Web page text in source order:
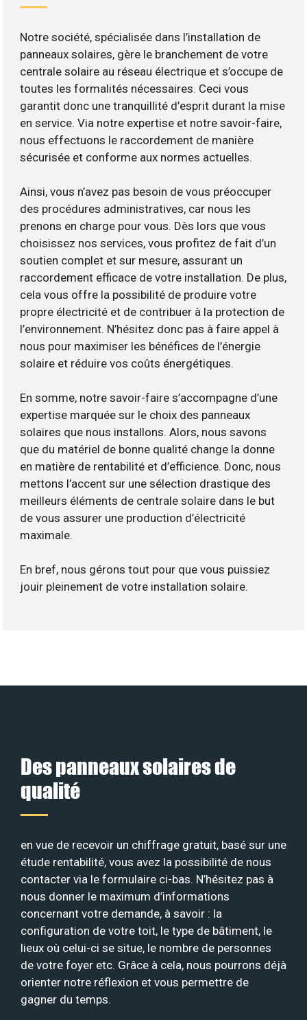
Notre société, spécialisée dans l’installation de
panneaux solaires, gère le branchement de votre
centrale solaire au réseau électrique et s’occupe de
toutes les formalités nécessaires. Ceci vous
garantit donc une tranquillité d’esprit durant la mise
en service. Via notre expertise et notre savoir-faire,
nous effectuons le raccordement de manière
sécurisée et conforme aux normes actuelles.
Ainsi, vous n’avez pas besoin de vous préoccuper
des procédures administratives, car nous les
prenons en charge pour vous. Dès lors que vous
choisissez nos services, vous profitez de fait d’un
soutien complet et sur mesure, assurant un
raccordement efficace de votre installation. De plus,
cela vous offre la possibilité de produire votre
propre électricité et de contribuer à la protection de
l’environnement. N’hésitez donc pas à faire appel à
nous pour maximiser les bénéfices de l’énergie
solaire et réduire vos coûts énergétiques.
En somme, notre savoir-faire s’accompagne d’une
expertise marquée sur le choix des panneaux
solaires que nous installons. Alors, nous savons
que du matériel de bonne qualité change la donne
en matière de rentabilité et d’efficience. Donc, nous
mettons l’accent sur une sélection drastique des
meilleurs éléments de centrale solaire dans le but
de vous assurer une production d’électricité
maximale.
En bref, nous gérons tout pour que vous puissiez
jouir pleinement de votre installation solaire.
Des panneaux solaires de
qualité
en vue de recevoir un chiffrage gratuit, basé sur une
étude rentabilité, vous avez la possibilité de nous
contacter via le formulaire ci-bas. N’hésitez pas à
nous donner le maximum d’informations
concernant votre demande, à savoir : la
configuration de votre toit, le type de bâtiment, le
lieux où celui-ci se situe, le nombre de personnes
de votre foyer etc. Grâce à cela, nous pourrons déjà
orienter notre réflexion et vous permettre de
gagner du temps.